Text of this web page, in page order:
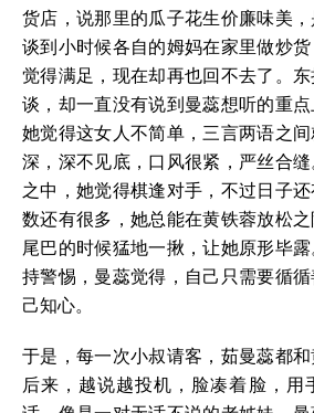
货店，说那里的瓜子花生价廉味美
谈到小时候各自的姆妈在家里做炒
觉得满足，现在却再也回不去了。
谈，却一直没有说到曼蕊想听的重点
她觉得这女人不简单，三言两语之
深，深不见底，口风很紧，严丝合
之中，她觉得棋逢对手，不过日子
数还有很多，她总能在黄铁蓉放松
尾巴的时候猛地一揪，让她原形毕
持警惕，曼蕊觉得，自己只需要循
己知心。
于是，每一次小叔请客，茹曼蕊都
后来，越说越投机，脸凑着脸，用